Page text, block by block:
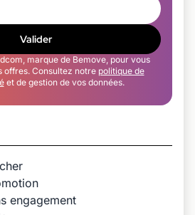
Valider
marque de Bemove, pour vous
offres. Consultez notre politique de
et de gestion de vos données.
engagement